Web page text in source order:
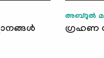
അബ്ദുൽ
ഗ്രഹണ